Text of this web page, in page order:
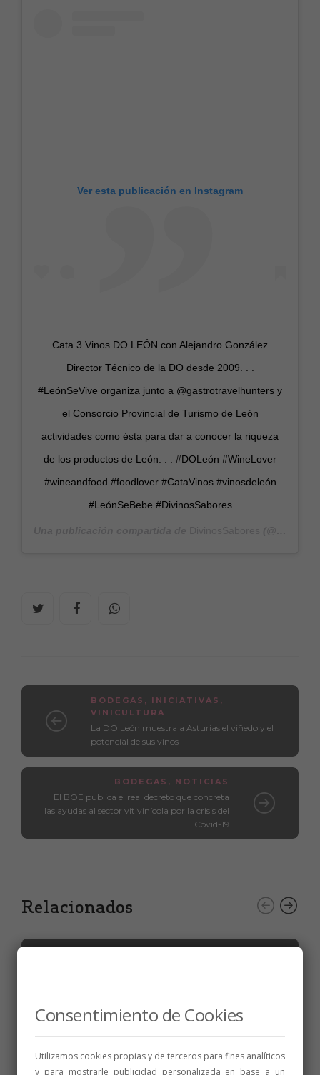
Ver esta publicación en Instagram
Cata 3 Vinos DO LEÓN con Alejandro González
Director Técnico de la DO desde 2009. . .
#LeónSeVive organiza junto a @gastrotravelhunters y
el Consorcio Provincial de Turismo de León
actividades como ésta para dar a conocer la riqueza
de los productos de León. . . #DOLeón #WineLover
#wineandfood #foodlover #CataVinos #vinosdeleón
#LeónSeBebe #DivinosSabores
BODEGAS , INICIATIVAS ,
VINICULTURA
La DO León muestra a Asturias el viñedo y el
potencial de sus vinos
BODEGAS , NOTICIAS
El BOE publica el real decreto que concreta
las ayudas al sector vitivinícola por la crisis del
Covid-19
Relacionados
Consentimiento de Cookies
Utilizamos cookies propias y de terceros para fines analíticos
y para mostrarle publicidad personalizada en base a un